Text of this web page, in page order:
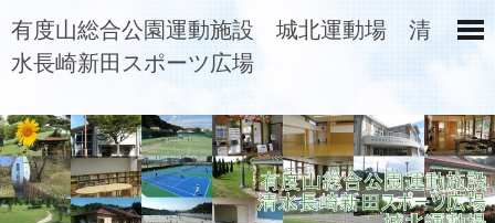
有度山総合公園運動施設 城北運動場 清
水長崎新田スポーツ広場